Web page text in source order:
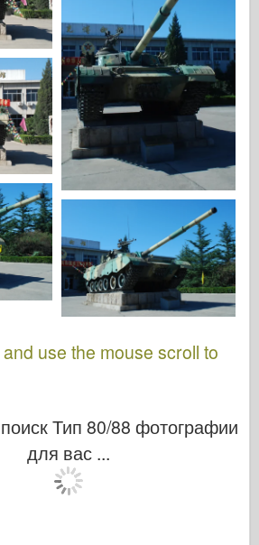
use the mouse scroll to
Тип 80/88 фотографии
для вас ...